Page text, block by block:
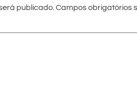
publicado. Campos obrigatórios